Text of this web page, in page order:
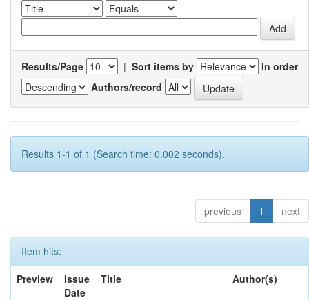
Results/Page | Sort items by
In order
Authors/record
Results 1-1 of 1 (Search time: 0.002 seconds).
previous 1 next
Item hits:
Preview
Issue
Date
Title Author(s)